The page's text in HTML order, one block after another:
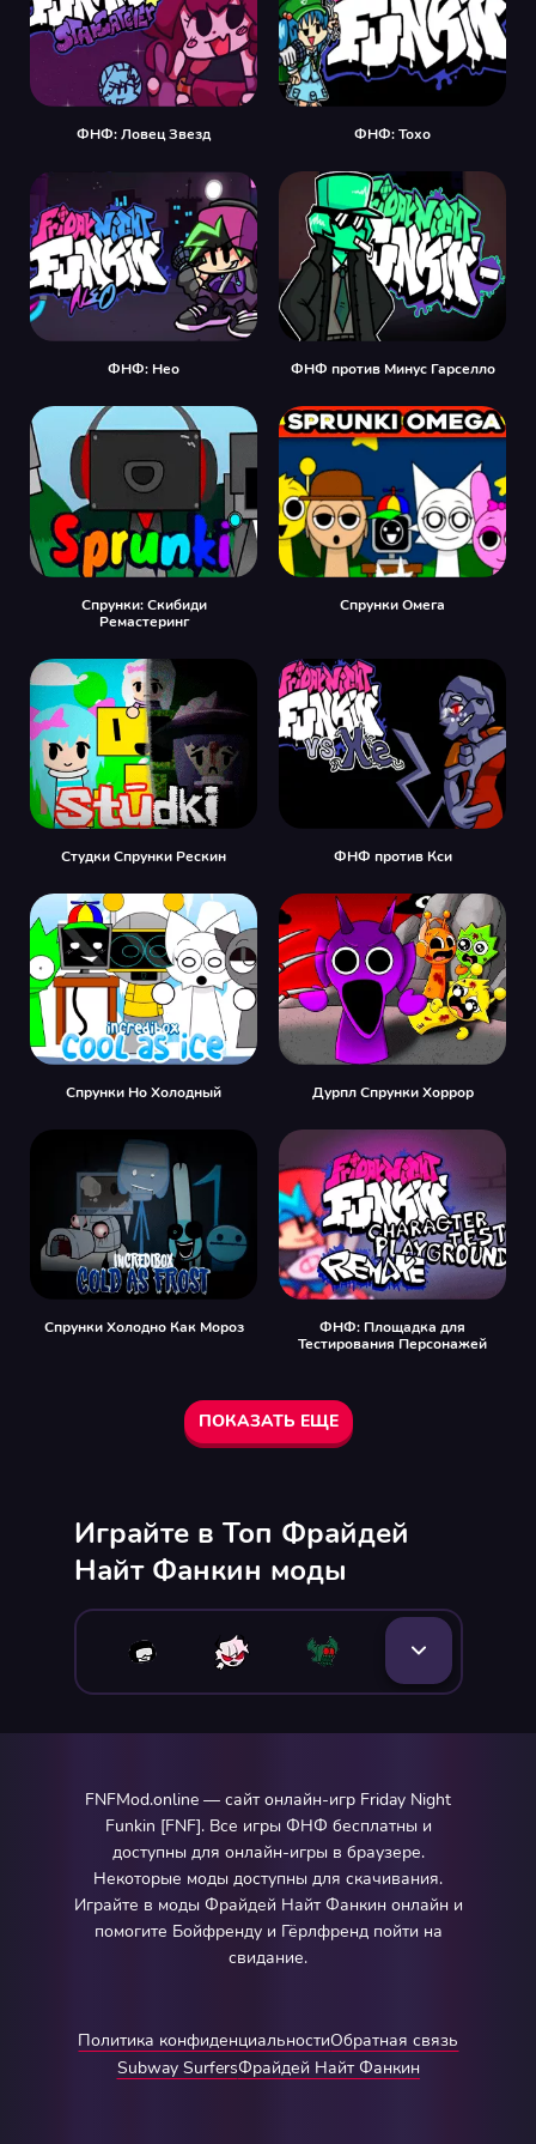
ФНФ: Ловец Звезд ФНФ: Тохо
ФНФ: Нео ФНФ против Минус Гарселло
Спрунки: Скибиди
Ремастеринг
Спрунки Омега
Студки Спрунки Рескин ФНФ против Кси
Спрунки Но Холодный Дурпл Спрунки Хоррор
Спрунки Холодно Как Мороз
ФНФ: Площадка для
Тестирования Персонажей
ПОКАЗАТЬ ЕЩЕ
Играйте в Топ Фрайдей
Найт Фанкин моды
FNFMod.online — сайт онлайн-игр Friday Night
Funkin [FNF]. Все игры ФНФ бесплатны и
доступны для онлайн-игры в браузере.
Некоторые моды доступны для скачивания.
Играйте в моды Фрайдей Найт Фанкин онлайн и
помогите Бойфренду и Гёрлфренд пойти на
свидание.
Политика конфиденциальностиОбратная связь
Subway SurfersФрайдей Найт Фанкин